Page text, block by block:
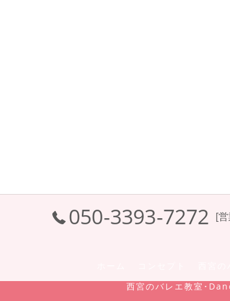
050-3393-7272 [
西宮のバレエ教室･